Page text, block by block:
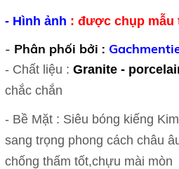
- Hình ảnh : được chụp mẫu
- Phân phối bởi :
- Chất liệu : Granite -
chắc chắn
- Bề Mặt : Siêu bóng kiếng
sang trọng phong cách châu
chống thấm tốt,chựu mài mòn